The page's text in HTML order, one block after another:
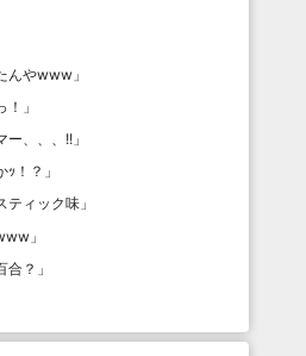
んやwww 」
！ 」
ー、、、!! 」
ｯ！？ 」
ティック味 」
」
合？ 」